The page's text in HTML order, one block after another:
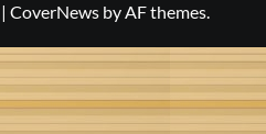
| CoverNewsby AF themes.